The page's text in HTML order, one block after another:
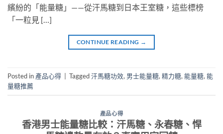
繽紛的「能量糖」——從汗馬糖到日本王室糖，這些標榜
「一粒見 […]
CONTINUE READING →
Posted in 產品心得 Tagged汗馬糖功效, 男士能量糖, 精力糖, 能量糖, 能
量糖推薦
產品心得
香港男士能量糖比較：汗馬糖、永春糖、悍